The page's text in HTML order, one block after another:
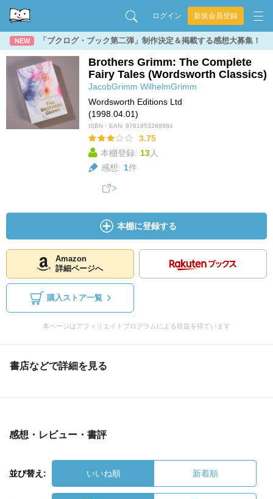
ログイン 新規会員登録
NEW 「ブクログ・ブック第二弾」制作決定＆掲載する感想大募集！
Brothers Grimm: The Complete
Fairy Tales (Wordsworth Classics)
JacobGrimm WilhelmGrimm
Wordsworth Editions Ltd
(1998.04.01)
ISBN・EAN: 9781853268984
3.75
本棚登録: 13人
感想: 1件
本棚に登録する
Amazon
詳細ページへ
購入ストア一覧
本ページはアフィリエイトプログラムによる収益を得ています
書店などで詳細を見る
感想・レビュー・書評
並び替え: いいね順 新着順